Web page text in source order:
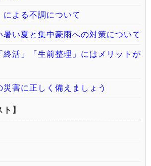
よる不調について
暑い夏と集中豪雨への対策について
終活」「生前整理」にはメリットが
害に正しく備えましょう
】